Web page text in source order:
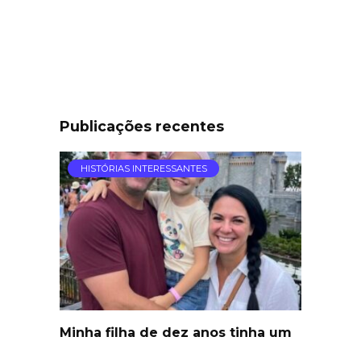
Publicações recentes
HISTÓRIAS INTERESSANTES
Minha filha de dez anos tinha um